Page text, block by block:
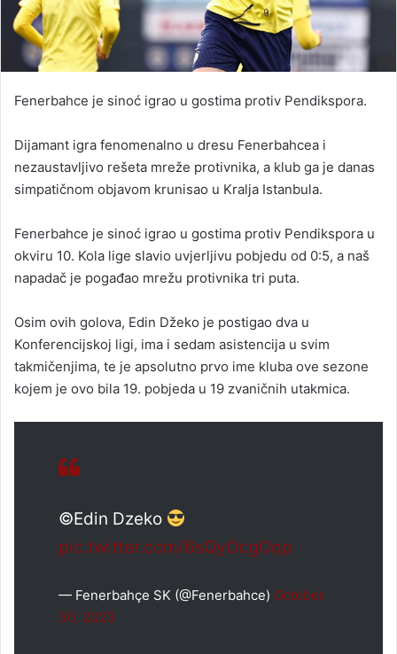
Fenerbahce je sinoć igrao u gostima protiv Pendikspora.
Dijamant igra fenomenalno u dresu Fenerbahcea i
nezaustavljivo rešeta mreže protivnika, a klub ga je danas
simpatičnom objavom krunisao u Kralja Istanbula.
Fenerbahce je sinoć igrao u gostima protiv Pendikspora u
okviru 10. Kola lige slavio uvjerljivu pobjedu od 0:5, a naš
napadač je pogađao mrežu protivnika tri puta.
Osim ovih golova, Edin Džeko je postigao dva u
Konferencijskoj ligi, ima i sedam asistencija u svim
takmičenjima, te je apsolutno prvo ime kluba ove sezone
kojem je ovo bila 19. pobjeda u 19 zvaničnih utakmica.
©️Edin Dzeko
pic.twitter.com/6sQyOcgOqp
— Fenerbahçe SK (@Fenerbahce) October
30, 2023